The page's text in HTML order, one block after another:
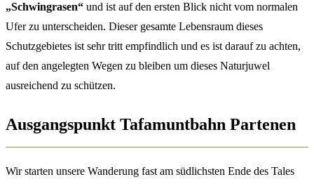
„Schwingrasen“ und ist auf den ersten Blick nicht vom normalen
Ufer zu unterscheiden. Dieser gesamte Lebensraum dieses
Schutzgebietes ist sehr tritt empfindlich und es ist darauf zu achten,
auf den angelegten Wegen zu bleiben um dieses Naturjuwel
ausreichend zu schützen.
Ausgangspunkt Tafamuntbahn Partenen
Wir starten unsere Wanderung fast am südlichsten Ende des Tales